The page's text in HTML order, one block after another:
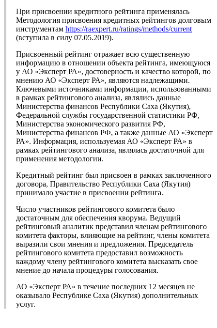
При присвоении кредитного рейтинга применялась
Методология присвоения кредитных рейтингов долговым
инструментам https://raexpert.ru/ratings/methods/current
(вступила в силу 07.05.2019).
Присвоенный рейтинг отражает всю существенную
информацию в отношении объекта рейтинга, имеющуюся
у АО «Эксперт РА», достоверность и качество которой, по
мнению АО «Эксперт РА», являются надлежащими.
Ключевыми источниками информации, использованными
в рамках рейтингового анализа, являлись данные
Министерства финансов Республики Саха (Якутия),
Федеральной службы государственной статистики РФ,
Министерства экономического развития РФ,
Министерства финансов РФ, а также данные АО «Эксперт
РА». Информация, используемая АО «Эксперт РА» в
рамках рейтингового анализа, являлась достаточной для
применения методологии.
Кредитный рейтинг был присвоен в рамках заключенного
договора, Правительство Республики Саха (Якутия)
принимало участие в присвоении рейтинга.
Число участников рейтингового комитета было
достаточным для обеспечения кворума. Ведущий
рейтинговый аналитик представил членам рейтингового
комитета факторы, влияющие на рейтинг, члены комитета
выразили свои мнения и предложения. Председатель
рейтингового комитета предоставил возможность
каждому члену рейтингового комитета высказать свое
мнение до начала процедуры голосования.
АО «Эксперт РА» в течение последних 12 месяцев не
оказывало Республике Саха (Якутия) дополнительных
услуг.